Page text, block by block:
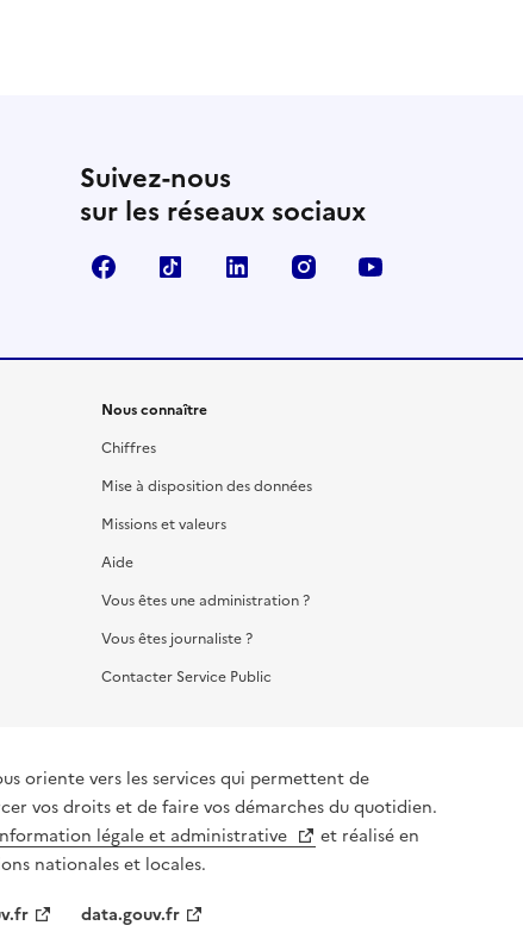
Suivez-nous
sur les réseaux sociaux
FacebookTikTok LinkedIn Instagram
Nous connaître
Chiffres
Mise à disposition des données
Missions et valeurs
Aide
Vous êtes une administration ?
Vous êtes journaliste ?
Contacter Service Public
oriente vers les services qui permettent de
vos droits et de faire vos démarches du quotidien.
légale et administrative
et réalisé en
nationales et locales.
data.gouv.fr